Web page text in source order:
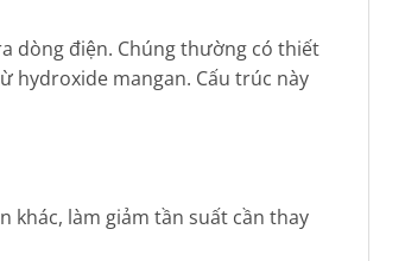
dòng điện. Chúng thường có thiết
hydroxide mangan. Cấu trúc này
khác, làm giảm tần suất cần thay